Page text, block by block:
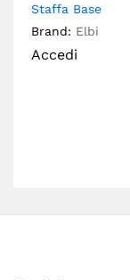
Staffa Base
Brand: Elbi
Accedi